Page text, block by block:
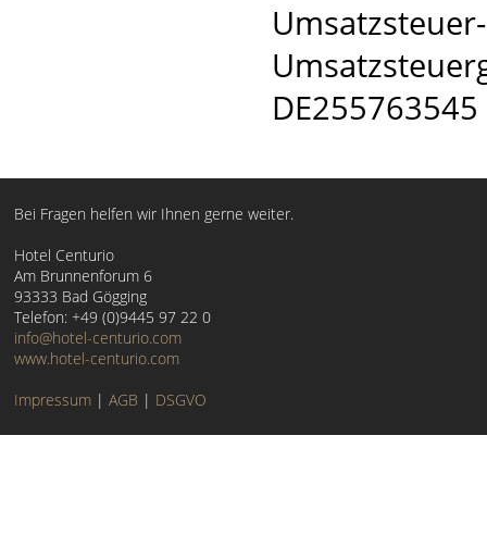
DE255763545
Bei Fragen helfen wir Ihnen gerne weiter.
Hotel Centurio
Am Brunnenforum 6
93333 Bad Gögging
Telefon: +49 (0)9445 97 22 0
info@hotel-centurio.com
www.hotel-centurio.com
Impressum | AGB | DSGVO